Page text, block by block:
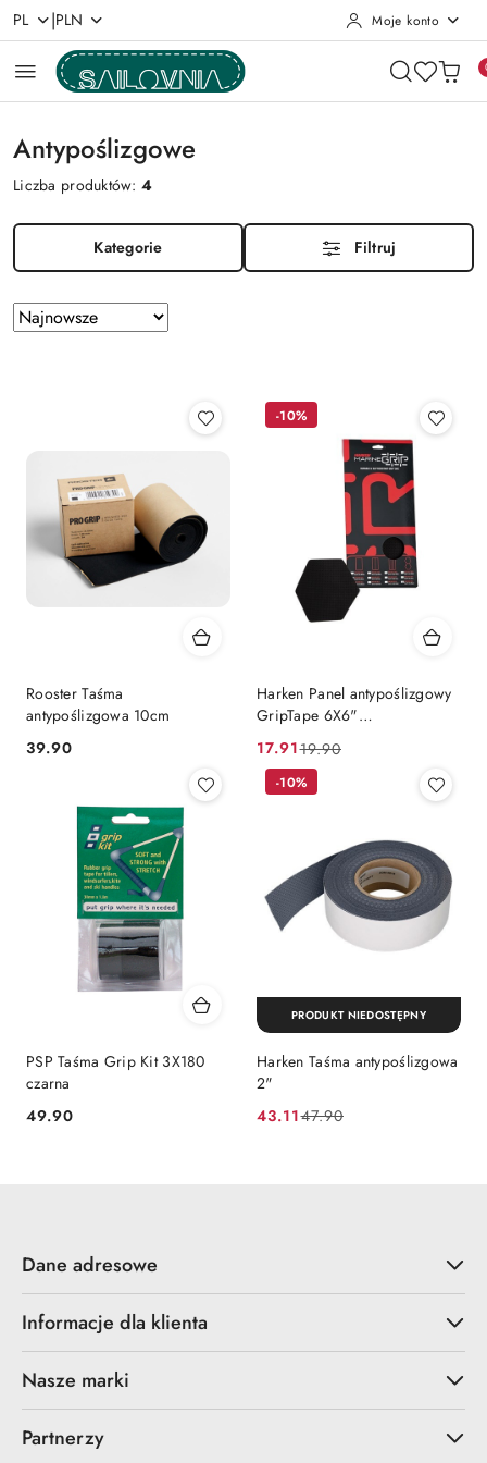
Przejdź do treści głównej
Przejdź do wyszukiwarki
Przejdź do moje konto
Przejdź do menu głównego
Przejdź do stopki
PL |PLN Moje konto
Antypoślizgowe
Liczba produktów:4
Kategorie Filtruj
Zastosowano
sortowanie:
Sortuj
według
Rooster Taśma
antypoślizgowa 10cm
Cena:
39.90
Harken Panel antypoślizgowy
GripTape 6X6"
samoprzylepny wodoodporny
elastyczny
Cena
promocyjna:
17.91
Cena
przed
19.90
-10%
PSP Taśma Grip Kit 3X180
czarna
Cena:
49.90
Harken Taśma antypoślizgowa
2"
Cena
43.11
Cena 47.90
-10%
PRODUKT NIEDOSTĘPNY
Dane adresowe
Informacje dla klienta
Nasze marki
Partnerzy